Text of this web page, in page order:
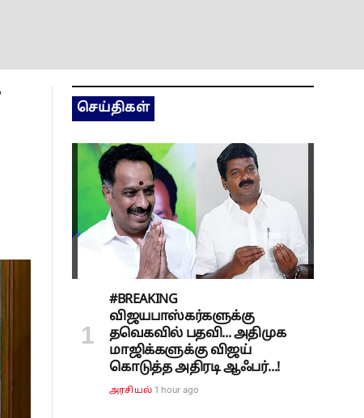
செய்திகள்
#BREAKING
விஜயபாஸ்கர்களுக்கு
தவெகவில் பதவி... அதிமுக
மாஜிக்களுக்கு விஜய்
கொடுத்த அதிரடி ஆஃபர்...!
அரசியல் 1 hour ago